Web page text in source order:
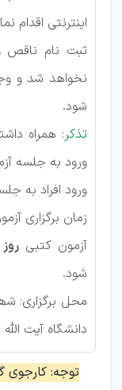
اينترنتی اقدام
ثبت نام ناقص
نخواھد شد و
شود.
تذکر: ھمراه
ورود به جلسه
ورود افراد به
زمان برگزاری
آزمون کتبی روز
شود.
دانشگاه آیت
توجه: کارجوی